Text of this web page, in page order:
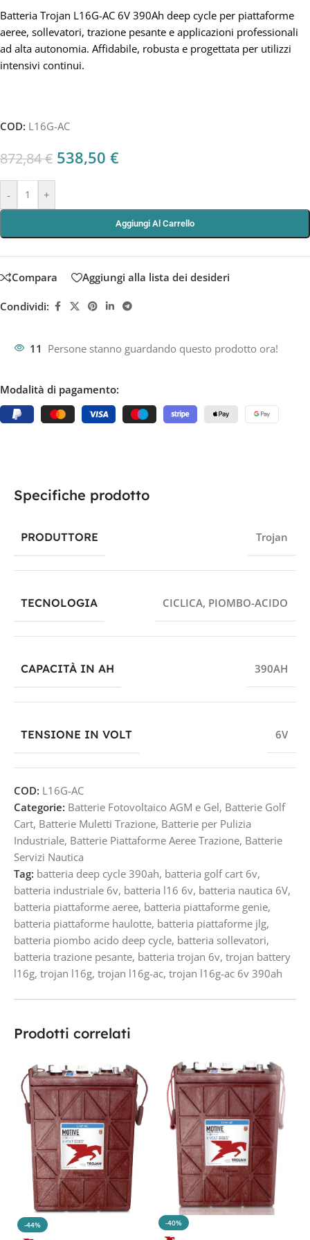
Batteria Trojan L16G-AC 6V 390Ah deep cycle per piattaforme
aeree, sollevatori, trazione pesante e applicazioni professionali
ad alta autonomia. Affidabile, robusta e progettata per utilizzi
intensivi continui.
COD: L16G-AC
872,84€ 538,50 €
- +
Aggiungi Al Carrello
Compara Aggiungi alla lista dei desideri
Condividi:
11 Persone stanno guardando questo prodotto ora!
Modalità di pagamento:
Specifiche prodotto
PRODUTTORE Trojan
TECNOLOGIA CICLICA, PIOMBO-ACIDO
CAPACITÀ IN AH 390AH
TENSIONE IN VOLT 6V
COD: L16G-AC
Categorie: Batterie Fotovoltaico AGM e Gel, Batterie Golf
Cart, Batterie Muletti Trazione, Batterie per Pulizia
Industriale, Batterie Piattaforme Aeree Trazione, Batterie
Servizi Nautica
Tag: batteria deep cycle 390ah, batteria golf cart 6v,
batteria industriale 6v, batteria l16 6v, batteria nautica 6V,
batteria piattaforme aeree, batteria piattaforme genie,
batteria piattaforme haulotte, batteria piattaforme jlg,
batteria piombo acido deep cycle, batteria sollevatori,
batteria trazione pesante, batteria trojan 6v, trojan battery
l16g, trojan l16g, trojan l16g-ac, trojan l16g-ac 6v 390ah
Prodotti correlati
-44% -40%